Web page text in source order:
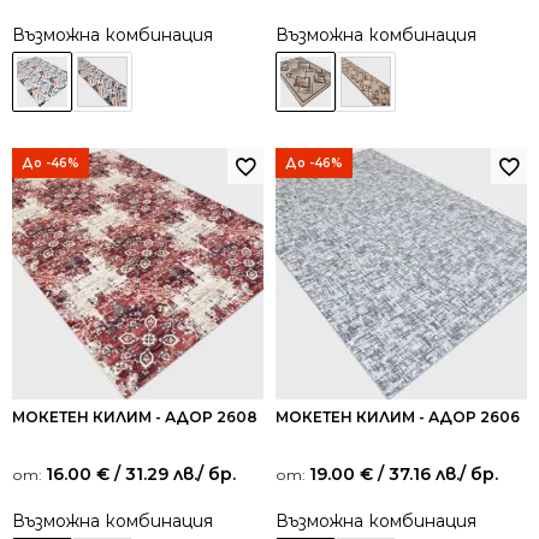
Възможна комбинация Възможна комбинация
До -46%
МОКЕТЕН КИЛИМ - АДОР 2608
от: 16.00 € / 31.29 лв./ бр.
Възможна комбинация
До -46%
МОКЕТЕН КИЛИМ - АДОР 2606
от: 19.00 € / 37.16 лв./ бр.
Възможна комбинация